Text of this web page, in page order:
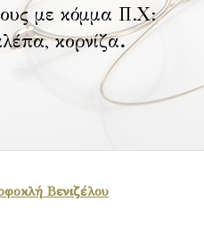
με κόμμα Π.Χ:
κορνίζα.
Βενιζέλου